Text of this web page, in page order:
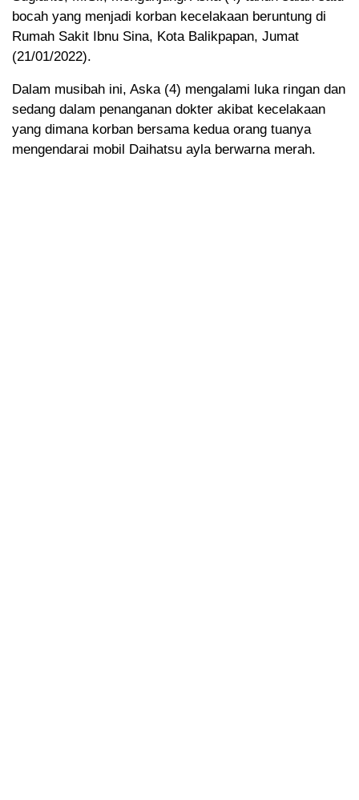
bocah yang menjadi korban kecelakaan beruntung di
Rumah Sakit Ibnu Sina, Kota Balikpapan, Jumat
(21/01/2022).
Dalam musibah ini, Aska (4) mengalami luka ringan dan
sedang dalam penanganan dokter akibat kecelakaan
yang dimana korban bersama kedua orang tuanya
mengendarai mobil Daihatsu ayla berwarna merah.